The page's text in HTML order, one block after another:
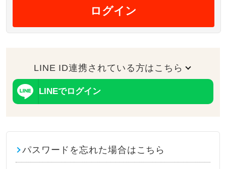
ログイン
LINE ID連携されている方はこちら
LINEでログイン
パスワードを忘れた場合はこちら